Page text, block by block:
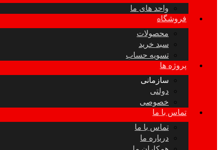
واحد های ما
فروشگاه
محصولات
سبد خرید
تسویه حساب
پروژه ها
سازمانی
دولتی
خصوصی
تماس با ما
تماس با ما
درباره ما